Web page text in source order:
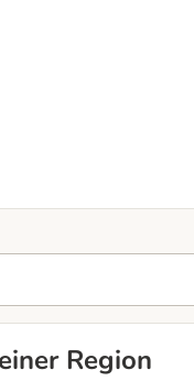
Region